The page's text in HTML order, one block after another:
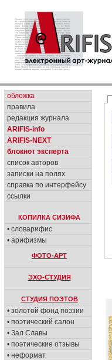
обложка
правила
редакция журнала
ARIFIS-info
ARIFIS-NEXT
блокнот эксперта
список авторов
записки на полях
справка по интерфейсу
ссылки
КОПИЛКА СИЗИФА
• словарифис
• арифизмы
ФОТО-АРТ
ЭХО-СТУДИЯ
СТУДИЯ ПОЭТОВ
• золотой фонд поэзии
• поэтический салон
• Зал Славы
• поэтические отзывы
• неформат